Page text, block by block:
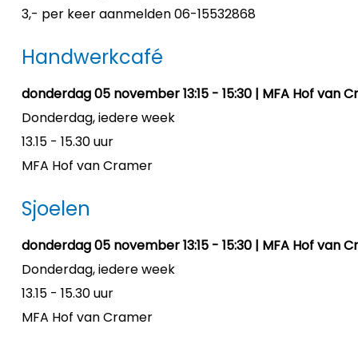
3,- per keer aanmelden 06-15532868
Handwerkcafé
donderdag 05 november 13:15 - 15:30 | MFA Hof van
Donderdag, iedere week
13.15 - 15.30 uur
MFA Hof van Cramer
Sjoelen
donderdag 05 november 13:15 - 15:30 | MFA Hof van
Donderdag, iedere week
13.15 - 15.30 uur
MFA Hof van Cramer